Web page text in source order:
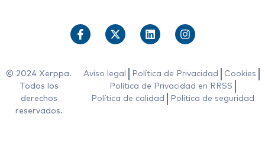
© 2024 Xerppa.
Todos los
derechos
reservados.
Aviso legal Política de Privacidad
Cookies
Política de Privacidad en RRSS
Política de calidad
Política de seguridad